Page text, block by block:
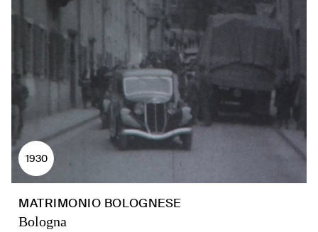
1930
MATRIMONIO BOLOGNESE
Bologna